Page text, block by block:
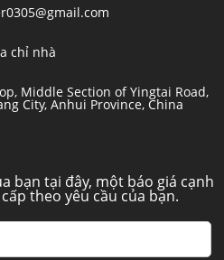
chỉ nhà
Middle Section of Yingtai Road,
City, Anhui Province, China
bạn tại đây, một báo giá cạnh
theo yêu cầu của bạn.